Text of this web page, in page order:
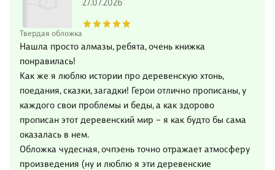
Твердая обложка
27.07.2026
Нашла просто алмазы, ребята, очень книжка
понравилась!
Как же я люблю истории про деревенскую хтонь,
поедания, сказки, загадки! Герои отлично прописаны, у
каждого свои проблемы и беды, а как здорово
прописан этот деревенский мир – я как будто бы сама
оказалась в нем.
Обложка чудесная, очпэень точно отражает атмосферу
произведения (ну и люблю я эти деревенские